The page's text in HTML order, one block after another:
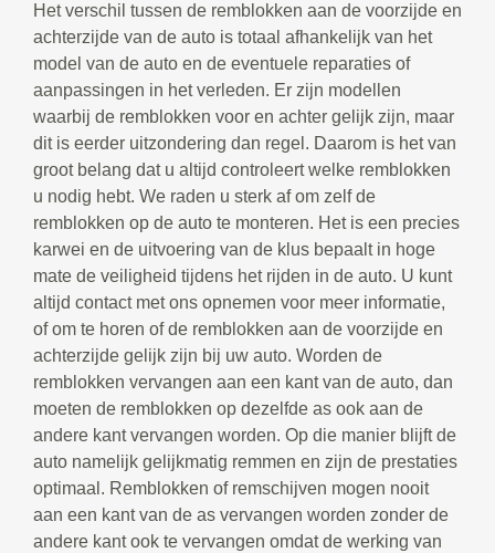
Het verschil tussen de remblokken aan de voorzijde en
achterzijde van de auto is totaal afhankelijk van het
model van de auto en de eventuele reparaties of
aanpassingen in het verleden. Er zijn modellen
waarbij de remblokken voor en achter gelijk zijn, maar
dit is eerder uitzondering dan regel. Daarom is het van
groot belang dat u altijd controleert welke remblokken
u nodig hebt. We raden u sterk af om zelf de
remblokken op de auto te monteren. Het is een precies
karwei en de uitvoering van de klus bepaalt in hoge
mate de veiligheid tijdens het rijden in de auto. U kunt
altijd contact met ons opnemen voor meer informatie,
of om te horen of de remblokken aan de voorzijde en
achterzijde gelijk zijn bij uw auto. Worden de
remblokken vervangen aan een kant van de auto, dan
moeten de remblokken op dezelfde as ook aan de
andere kant vervangen worden. Op die manier blijft de
auto namelijk gelijkmatig remmen en zijn de prestaties
optimaal. Remblokken of remschijven mogen nooit
aan een kant van de as vervangen worden zonder de
andere kant ook te vervangen omdat de werking van